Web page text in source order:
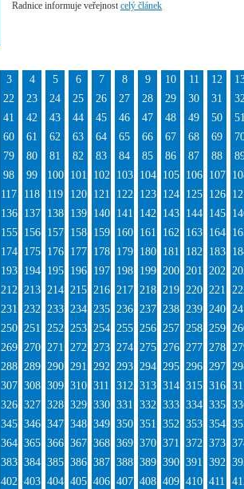
Radnice informuje veřejnost celý článek
3 4 5 6 7 8 9 10 11 12
22 23 24 25 26 27 28 29 30 31
41 42 43 44 45 46 47 48 49 50
60 61 62 63 64 65 66 67 68 69
79 80 81 82 83 84 85 86 87 88
98 99 100 101 102 103 104 105 106 107
117 118 119 120 121 122 123 124 125 126
136 137 138 139 140 141 142 143 144 145
155 156 157 158 159 160 161 162 163 164
174 175 176 177 178 179 180 181 182 183
193 194 195 196 197 198 199 200 201 202
212 213 214 215 216 217 218 219 220 221
231 232 233 234 235 236 237 238 239 240
250 251 252 253 254 255 256 257 258 259
269 270 271 272 273 274 275 276 277 278
288 289 290 291 292 293 294 295 296 297
307 308 309 310 311 312 313 314 315 316
326 327 328 329 330 331 332 333 334 335
345 346 347 348 349 350 351 352 353 354
364 365 366 367 368 369 370 371 372 373
383 384 385 386 387 388 389 390 391 392
402 403 404 405 406 407 408 409 410 411